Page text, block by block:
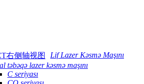
Lif Lazer Kəsmə Maşını
təbəqə lazer kəsmə maşını
C seriyası